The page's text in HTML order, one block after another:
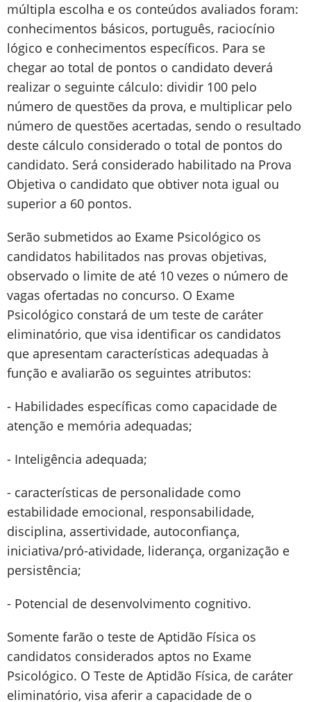
múltipla escolha e os conteúdos avaliados foram:
conhecimentos básicos, português, raciocínio
lógico e conhecimentos específicos. Para se
chegar ao total de pontos o candidato deverá
realizar o seguinte cálculo: dividir 100 pelo
número de questões da prova, e multiplicar pelo
número de questões acertadas, sendo o resultado
deste cálculo considerado o total de pontos do
candidato. Será considerado habilitado na Prova
Objetiva o candidato que obtiver nota igual ou
superior a 60 pontos.
Serão submetidos ao Exame Psicológico os
candidatos habilitados nas provas objetivas,
observado o limite de até 10 vezes o número de
vagas ofertadas no concurso. O Exame
Psicológico constará de um teste de caráter
eliminatório, que visa identificar os candidatos
que apresentam características adequadas à
função e avaliarão os seguintes atributos:
- Habilidades específicas como capacidade de
atenção e memória adequadas;
- Inteligência adequada;
- características de personalidade como
estabilidade emocional, responsabilidade,
disciplina, assertividade, autoconfiança,
iniciativa/pró-atividade, liderança, organização e
persistência;
- Potencial de desenvolvimento cognitivo.
Somente farão o teste de Aptidão Física os
candidatos considerados aptos no Exame
Psicológico. O Teste de Aptidão Física, de caráter
eliminatório, visa aferir a capacidade de o